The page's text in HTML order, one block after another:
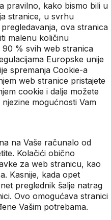
pravilno, kako bismo bili u
stranice, u svrhu
ova stranica
malenu količinu
% svih web stranica
Europske unije
spremanja Cookie-a
web stranice pristajete
cookie i dalje možete
mogućnosti Vam
na Vaše računalo od
Kolačići obično
za web stranicu, kao
Kasnije, kada opet
preglednik šalje natrag
Ovo omogućava stranici
Vašim potrebama.